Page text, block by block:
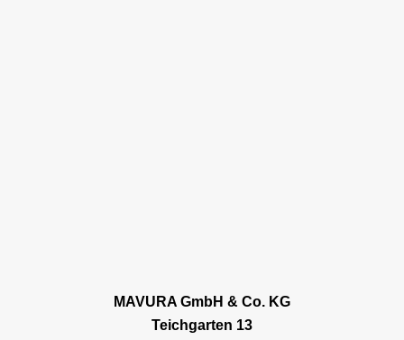
MAVURA GmbH & Co. KG
Teichgarten 13